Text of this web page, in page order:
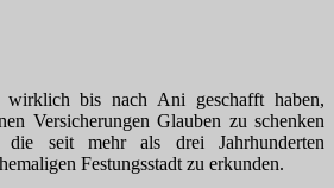
bis nach Ani geschafft haben,
Versicherungen Glauben zu schenken
seit mehr als drei Jahrhunderten
Festungsstadt zu erkunden.